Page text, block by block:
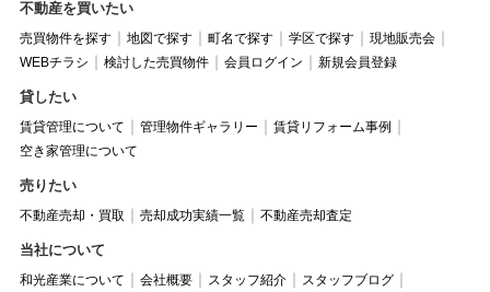
不動産を買いたい
売買物件を探す 地図で探す 町名で探す 学区で探す
現地販売会
WEBチラシ
検討した売買物件 会員ログイン 新規会員登録
貸したい
賃貸管理について 管理物件ギャラリー
賃貸リフォーム事例
空き家管理について
売りたい
不動産売却・買取 売却成功実績一覧 不動産売却査定
当社について
和光産業について 会社概要 スタッフ紹介
スタッフブログ